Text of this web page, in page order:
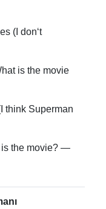
(I don‘t
is the movie
Superman
is the movie? —